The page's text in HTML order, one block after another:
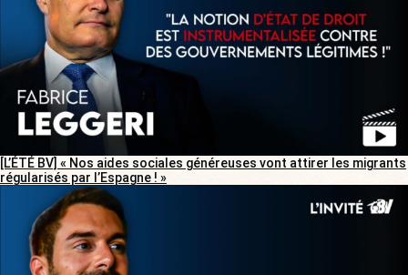
[L’ÉTÉ BV] « Nos aides sociales généreuses vont attirer les migrants
régularisés par l’Espagne ! »